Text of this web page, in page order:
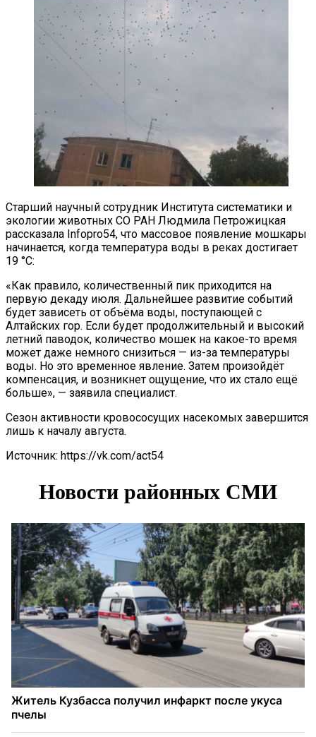
Старший научный сотрудник Института систематики и
экологии животных СО РАН Людмила Петрожицкая
рассказала Infopro54, что массовое появление мошкары
начинается, когда температура воды в реках достигает
19 °C:
«Как правило, количественный пик приходится на
первую декаду июля. Дальнейшее развитие событий
будет зависеть от объёма воды, поступающей с
Алтайских гор. Если будет продолжительный и высокий
летний паводок, количество мошек на какое-то время
может даже немного снизиться — из-за температуры
воды. Но это временное явление. Затем произойдёт
компенсация, и возникнет ощущение, что их стало ещё
больше», — заявила специалист.
Сезон активности кровососущих насекомых завершится
лишь к началу августа.
Источник: https://vk.com/act54